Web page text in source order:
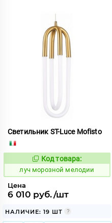
Светильник ST-Luce Mofisto
Код:
898048
Код товара:
луч морозной мелодии
Цена
6 010 руб./шт
НАЛИЧИЕ: 19 ШТ